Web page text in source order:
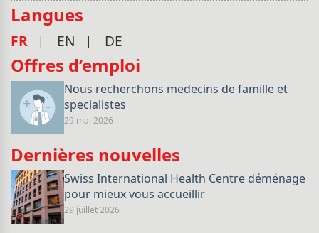
Langues
FR EN DE
Offres d’emploi
Nous recherchons medecins de famille et
specialistes
29 mai 2026
Dernières nouvelles
Swiss International Health Centre déménage
pour mieux vous accueillir
29 juillet 2026